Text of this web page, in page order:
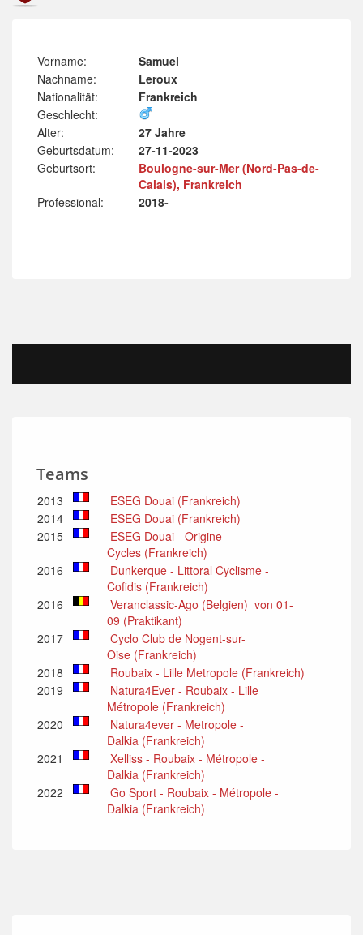
Vorname:
Samuel
Nachname:
Leroux
Nationalität:
Frankreich
Geschlecht:
Alter:
27 Jahre
Geburtsdatum:
27-11-2023
Geburtsort:
Boulogne-sur-Mer (Nord-Pas-de-
Calais), Frankreich
Professional:
2018-
Teams
2013
ESEG Douai (Frankreich)
2014
ESEG Douai (Frankreich)
2015
ESEG Douai - Origine
Cycles (Frankreich)
2016
Dunkerque - Littoral Cyclisme -
Cofidis (Frankreich)
2016
Veranclassic-Ago (Belgien) von 01-
09 (Praktikant)
2017
Cyclo Club de Nogent-sur-
Oise (Frankreich)
2018
Roubaix - Lille Metropole (Frankreich)
2019
Natura4Ever - Roubaix - Lille
Métropole (Frankreich)
2020
Natura4ever - Metropole -
Dalkia (Frankreich)
2021
Xelliss - Roubaix - Métropole -
Dalkia (Frankreich)
2022
Go Sport - Roubaix - Métropole -
Dalkia (Frankreich)